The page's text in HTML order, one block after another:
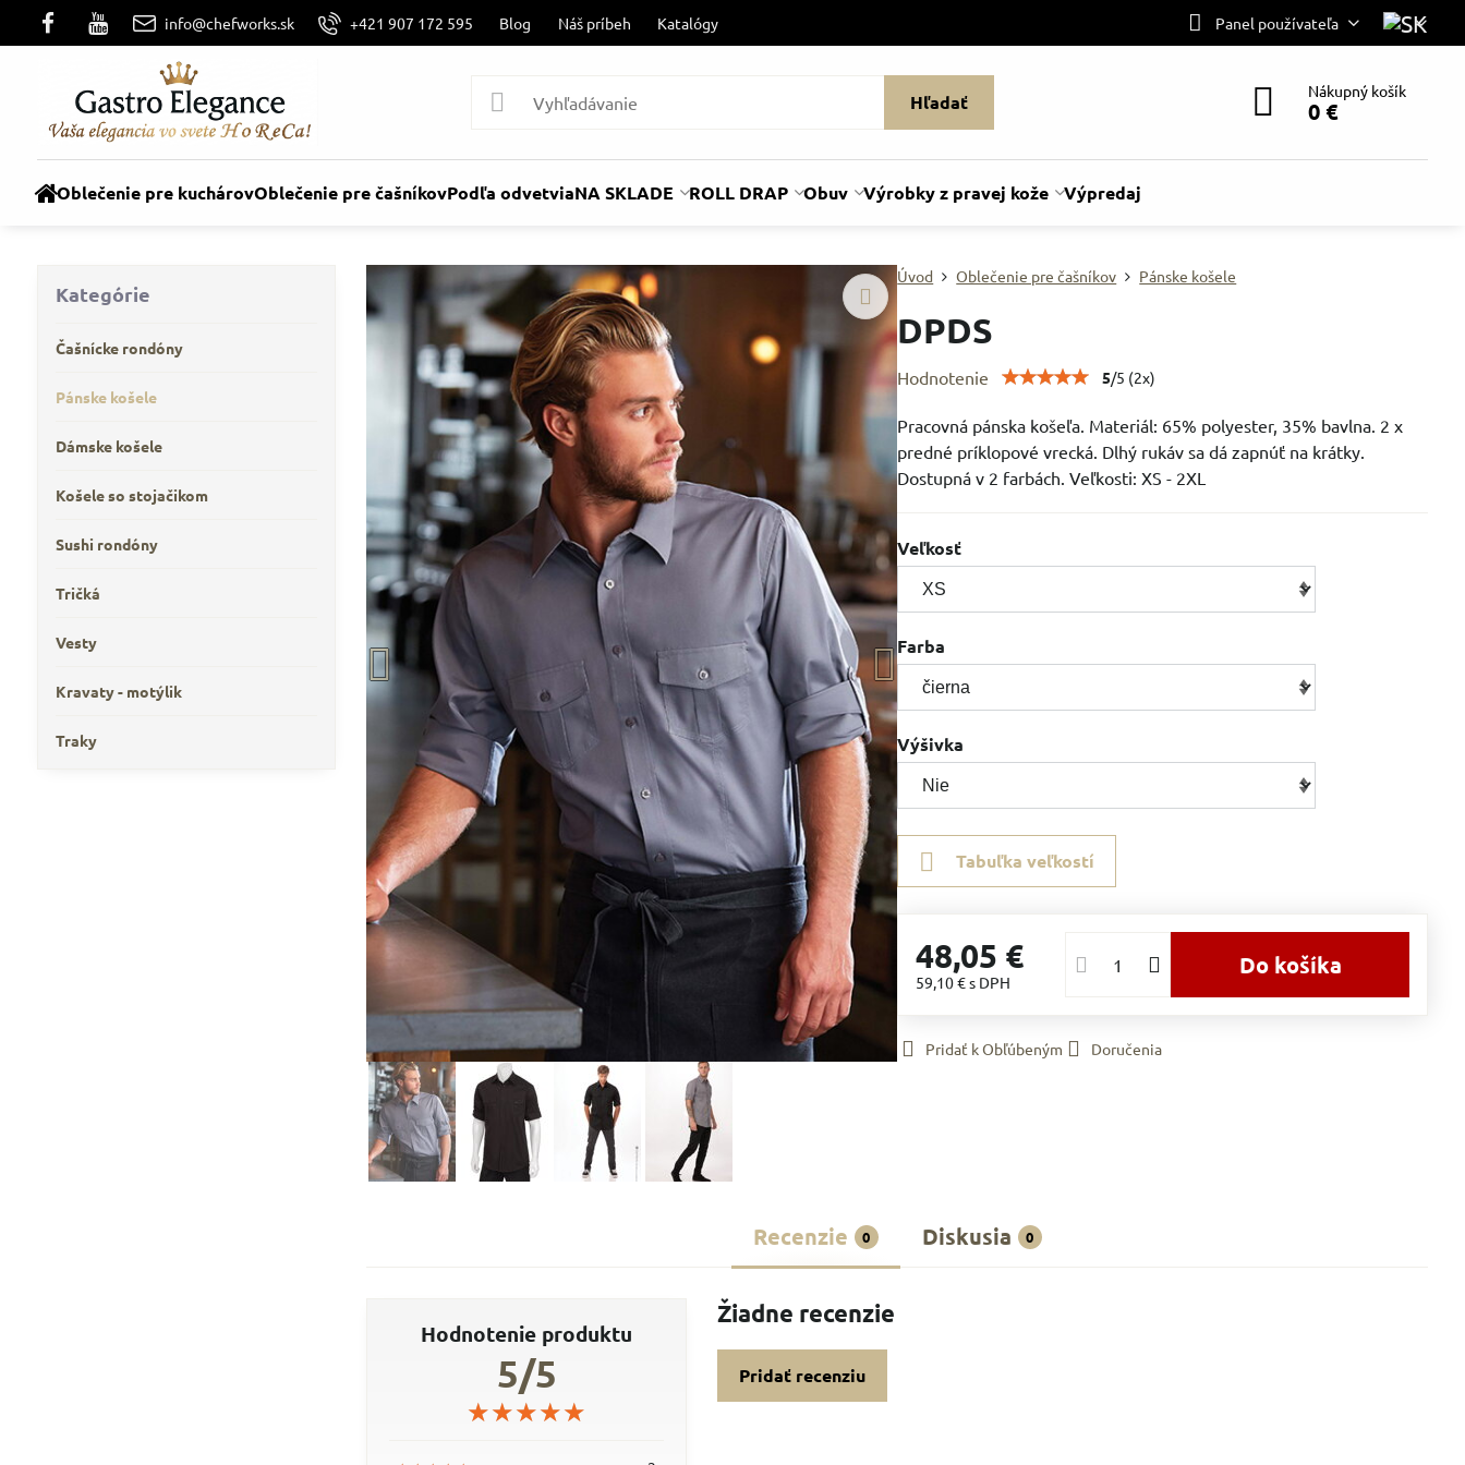
info@chefworks.sk +421 907 172 595 Blog Náš príbeh Katalógy Panel používateľa
Hľadať Nákupný košík
0 €
Oblečenie pre kuchárovOblečenie pre čašníkovPodľa odvetviaNA SKLADE ROLL DRAP Obuv Výrobky z pravej kože Výpredaj
Úvod Oblečenie pre čašníkov Pánske košele
DPDS
Hodnotenie 5/5 (2x)
Pracovná pánska košeľa. Materiál: 65% polyester, 35% bavlna. 2 x
predné príklopové vrecká. Dlhý rukáv sa dá zapnúť na krátky.
Dostupná v 2 farbách. Veľkosti: XS - 2XL
Veľkosť
Farba
Výšivka
Tabuľka veľkostí
48,05 €
59,10 €s DPH
Do košíka
Pridať k Obľúbeným Doručenia
Recenzie 0 Diskusia 0
Hodnotenie produktu
5/5
★★★★★
★★★★★
★★★★★
Žiadne recenzie
Pridať recenziu
Kategórie
Čašnícke rondóny
Pánske košele
Dámske košele
Košele so stojačikom
Sushi rondóny
Tričká
Vesty
Kravaty - motýlik
Traky